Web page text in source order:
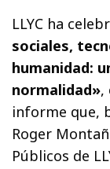
LLYC ha
sociales,
humanidad:
normalidad»,
informe que,
Roger
Públicos de